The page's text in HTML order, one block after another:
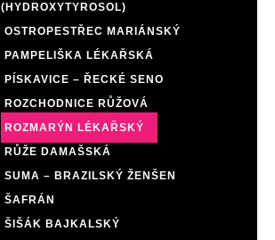
(HYDROXYTYROSOL)
OSTROPESTŘEC MARIÁNSKÝ
PAMPELIŠKA LÉKAŘSKÁ
PÍSKAVICE – ŘECKÉ SENO
ROZCHODNICE RŮŽOVÁ
ROZMARÝN LÉKAŘSKÝ
RŮŽE DAMAŠSKÁ
SUMA – BRAZILSKÝ ŽENŠEN
ŠAFRÁN
ŠIŠÁK BAJKALSKÝ